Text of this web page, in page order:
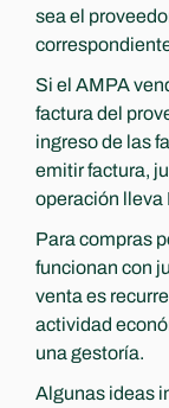
sea el
Si el AMPA
factura del
ingreso de las
emitir factura,
operación lleva
Para compras
funcionan con
venta es
actividad
una gestoría.
Algunas ideas